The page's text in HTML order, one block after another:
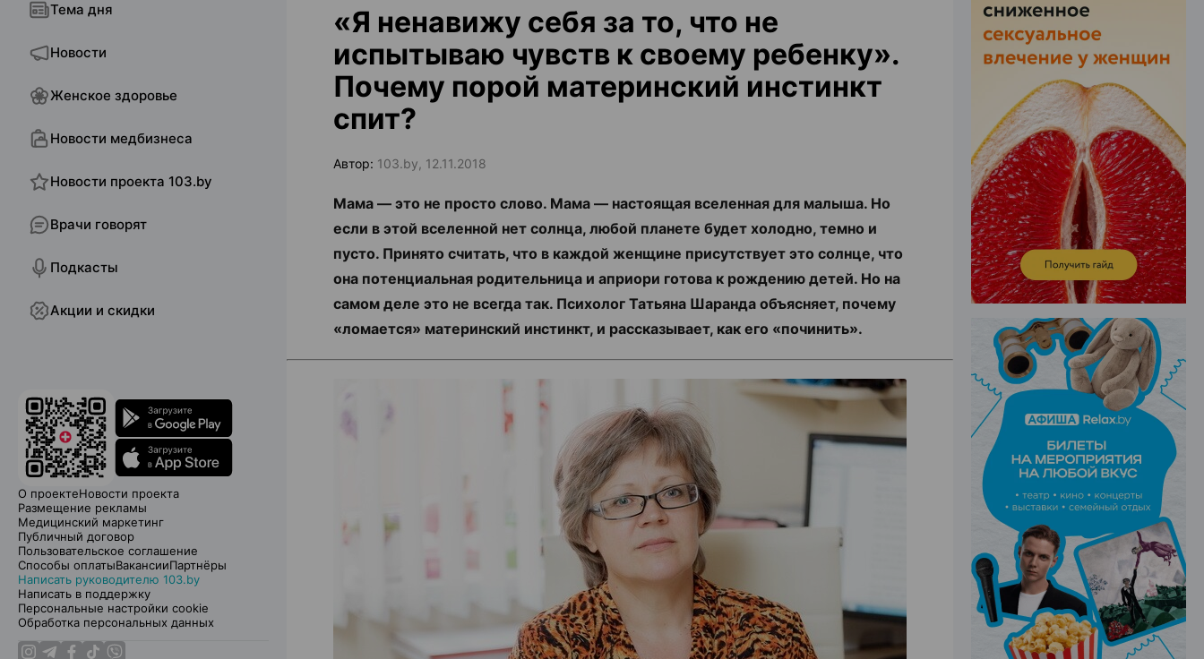
Тема дня
Новости
Женское здоровье
Новости медбизнеса
Новости проекта 103.by
Врачи говорят
Подкасты
Акции и скидки
О проектеНовости проекта
Размещение рекламы
Медицинский маркетинг
Публичный договор
Пользовательское соглашение
Способы оплатыВакансииПартнёры
Написать руководителю 103.by
Написать в поддержку
Персональные настройки cookie
Обработка персональных данных
«Я ненавижу себя за то, что не
испытываю чувств к своему ребенку».
Почему порой материнский инстинкт
спит?
Автор: 103.by, 12.11.2018
Мама — это не просто слово. Мама — настоящая вселенная для малыша. Но
если в этой вселенной нет солнца, любой планете будет холодно, темно и
пусто. Принято считать, что в каждой женщине присутствует это солнце, что
она потенциальная родительница и априори готова к рождению детей. Но на
самом деле это не всегда так. Психолог Татьяна Шаранда объясняет, почему
«ломается» материнский инстинкт, и рассказывает, как его «починить».
ЭФФЕКТИВНАЯ РЕКЛАМА НА САЙТЕ
ЭФФЕКТИВНАЯ РЕКЛАМА НА САЙТЕ